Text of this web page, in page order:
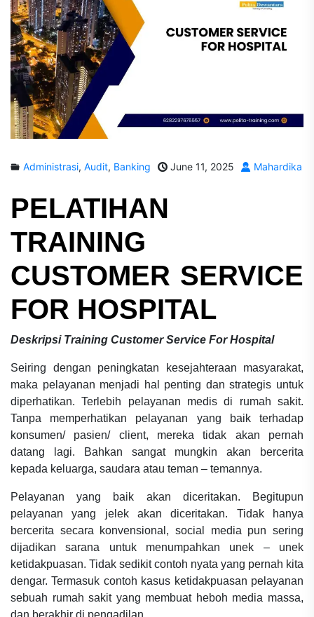
Administrasi, Audit, Banking June 11, 2025 Mahardika
PELATIHAN
TRAINING
CUSTOMER SERVICE
FOR HOSPITAL
Deskripsi Training Customer Service For Hospital
Seiring dengan peningkatan kesejahteraan masyarakat,
maka pelayanan menjadi hal penting dan strategis untuk
diperhatikan. Terlebih pelayanan medis di rumah sakit.
Tanpa memperhatikan pelayanan yang baik terhadap
konsumen/ pasien/ client, mereka tidak akan pernah
datang lagi. Bahkan sangat mungkin akan bercerita
kepada keluarga, saudara atau teman – temannya.
Pelayanan yang baik akan diceritakan. Begitupun
pelayanan yang jelek akan diceritakan. Tidak hanya
bercerita secara konvensional, social media pun sering
dijadikan sarana untuk menumpahkan unek – unek
ketidakpuasan. Tidak sedikit contoh nyata yang pernah kita
dengar. Termasuk contoh kasus ketidakpuasan pelayanan
sebuah rumah sakit yang membuat heboh media massa,
dan berakhir di pengadilan.